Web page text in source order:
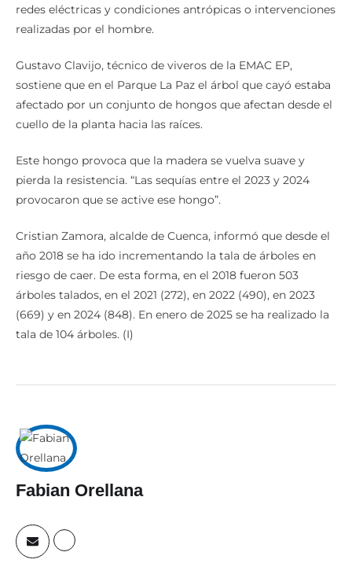
redes eléctricas y condiciones antrópicas o intervenciones
realizadas por el hombre.
Gustavo Clavijo, técnico de viveros de la EMAC EP,
sostiene que en el Parque La Paz el árbol que cayó estaba
afectado por un conjunto de hongos que afectan desde el
cuello de la planta hacia las raíces.
Este hongo provoca que la madera se vuelva suave y
pierda la resistencia. “Las sequías entre el 2023 y 2024
provocaron que se active ese hongo”.
Cristian Zamora, alcalde de Cuenca, informó que desde el
año 2018 se ha ido incrementando la tala de árboles en
riesgo de caer. De esta forma, en el 2018 fueron 503
árboles talados, en el 2021 (272), en 2022 (490), en 2023
(669) y en 2024 (848). En enero de 2025 se ha realizado la
tala de 104 árboles. (I)
Fabian Orellana